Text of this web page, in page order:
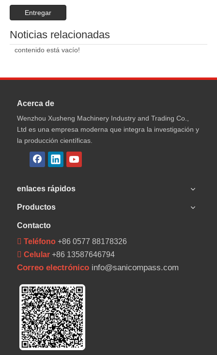
Entregar
Noticias relacionadas
contenido está vacío!
Acerca de
Wenzhou Xusheng Machinery Industry and Trading Co.,
Ltd es una empresa moderna que integra la investigación y
la producción científicas.
enlaces rápidos
Productos
Contacto
 Teléfono +86 0577 88178326
 Celular +86 13587646794
Correo electrónico info@sanicompass.com